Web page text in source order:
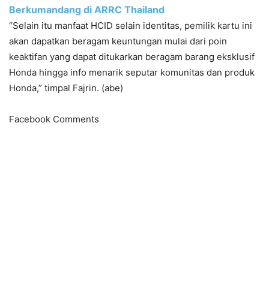
Berkumandang di ARRC Thailand
“Selain itu manfaat HCID selain identitas, pemilik kartu ini
akan dapatkan beragam keuntungan mulai dari poin
keaktifan yang dapat ditukarkan beragam barang eksklusif
Honda hingga info menarik seputar komunitas dan produk
Honda,” timpal Fajrin. (abe)
Facebook Comments